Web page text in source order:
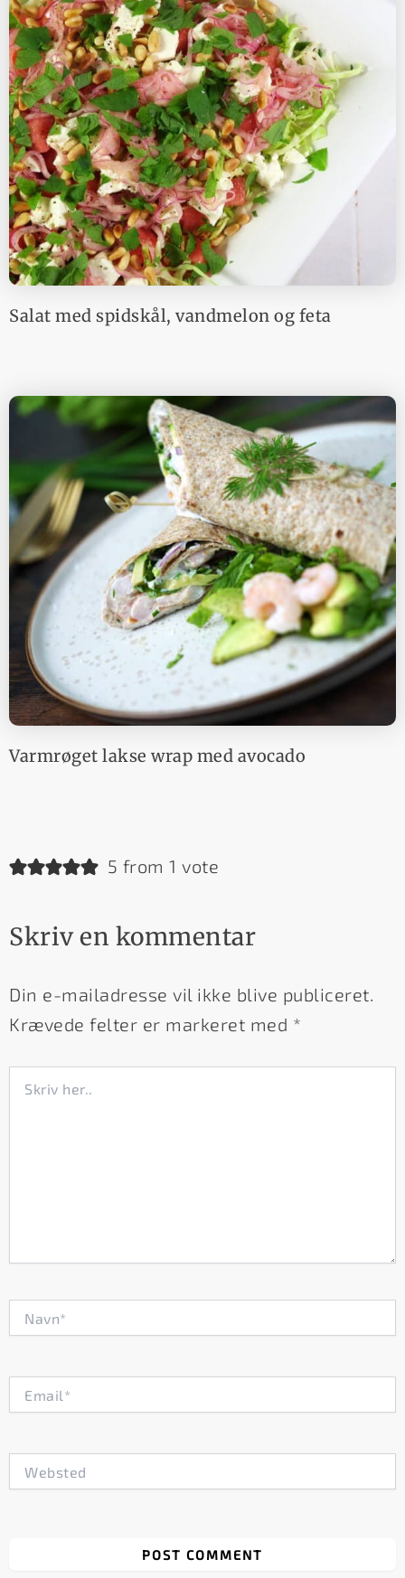
Salat med spidskål, vandmelon og feta
Varmrøget lakse wrap med avocado
5 from 1 vote
Skriv en kommentar
Din e-mailadresse vil ikke blive publiceret.
Krævede felter er markeret med *
her..